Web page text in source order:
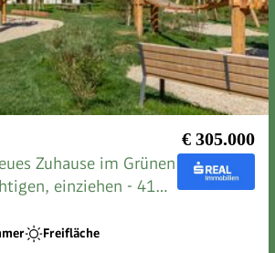
€ 305.000
Zuhause im Grünen
einziehen - 41
Freifläche